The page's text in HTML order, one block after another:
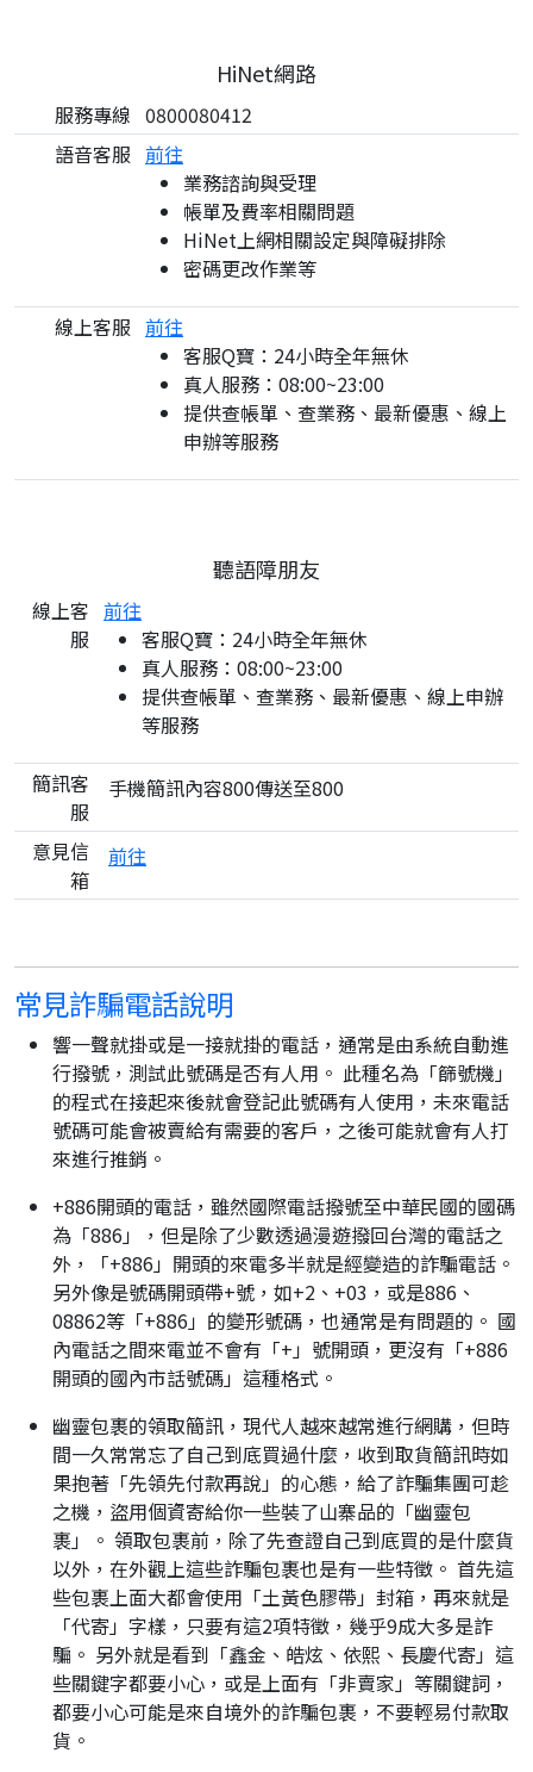
HiNet網路
服務專線 0800080412
語音客服 前往
業務諮詢與受理
帳單及費率相關問題
HiNet上網相關設定與障礙排除
密碼更改作業等
線上客服 前往
客服Q寶：24小時全年無休
真人服務：08:00~23:00
提供查帳單、查業務、最新優惠、線上
申辦等服務
聽語障朋友
線上客
服
前往
客服Q寶：24小時全年無休
真人服務：08:00~23:00
提供查帳單、查業務、最新優惠、線上申辦
等服務
簡訊客
服
手機簡訊內容800傳送至800
意見信
箱
前往
常見詐騙電話說明
響一聲就掛或是一接就掛的電話，通常是由系統自動進
行撥號，測試此號碼是否有人用。 此種名為「篩號機」
的程式在接起來後就會登記此號碼有人使用，未來電話
號碼可能會被賣給有需要的客戶，之後可能就會有人打
來進行推銷。
+886開頭的電話，雖然國際電話撥號至中華民國的國碼
為「886」，但是除了少數透過漫遊撥回台灣的電話之
外，「+886」開頭的來電多半就是經變造的詐騙電話。
另外像是號碼開頭帶+號，如+2、+03，或是886、
08862等「+886」的變形號碼，也通常是有問題的。 國
內電話之間來電並不會有「+」號開頭，更沒有「+886
開頭的國內市話號碼」這種格式。
幽靈包裹的領取簡訊，現代人越來越常進行網購，但時
間一久常常忘了自己到底買過什麼，收到取貨簡訊時如
果抱著「先領先付款再說」的心態，給了詐騙集團可趁
之機，盜用個資寄給你一些裝了山寨品的「幽靈包
裹」。 領取包裹前，除了先查證自己到底買的是什麼貨
以外，在外觀上這些詐騙包裹也是有一些特徵。 首先這
些包裹上面大都會使用「土黃色膠帶」封箱，再來就是
「代寄」字樣，只要有這2項特徵，幾乎9成大多是詐
騙。 另外就是看到「鑫金、皓炫、依熙、長慶代寄」這
些關鍵字都要小心，或是上面有「非賣家」等關鍵詞，
都要小心可能是來自境外的詐騙包裹，不要輕易付款取
貨。